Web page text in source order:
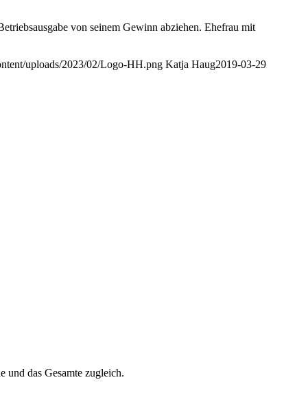
von seinem Gewinn abziehen. Ehefrau mit
uploads/2023/02/Logo-HH.png Katja Haug2019-03-29
und das Gesamte zugleich.